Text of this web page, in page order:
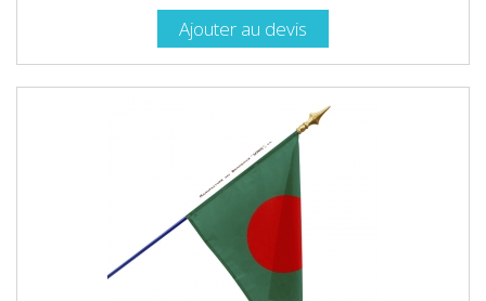
Ajouter au devis